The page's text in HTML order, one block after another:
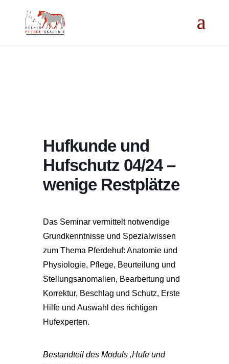
Hufkunde und
Hufschutz 04/24 –
wenige Restplätze
Das Seminar vermittelt notwendige
Grundkenntnisse und Spezial­wissen
zum Thema Pferdehuf: Anatomie und
Physiologie, Pflege, Beurteilung und
Stellungsanomalien, Bearbeitung und
Korrektur, Beschlag und Schutz, Erste
Hilfe und Auswahl des richtigen
Hufexperten.
Bestandteil des Moduls ‚Hufe und